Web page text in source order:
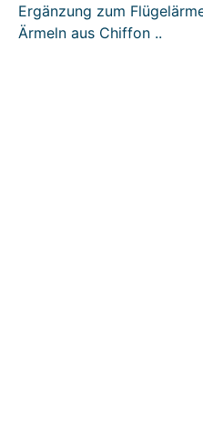
Ergänzung zum
Ärmeln aus Chiffon ..